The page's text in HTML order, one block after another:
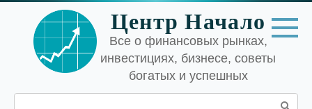
Перейти
контенту
Центр Начало
Все о финансовых рынках,
инвестициях, бизнесе, советы
богатых и успешных
Поиск: